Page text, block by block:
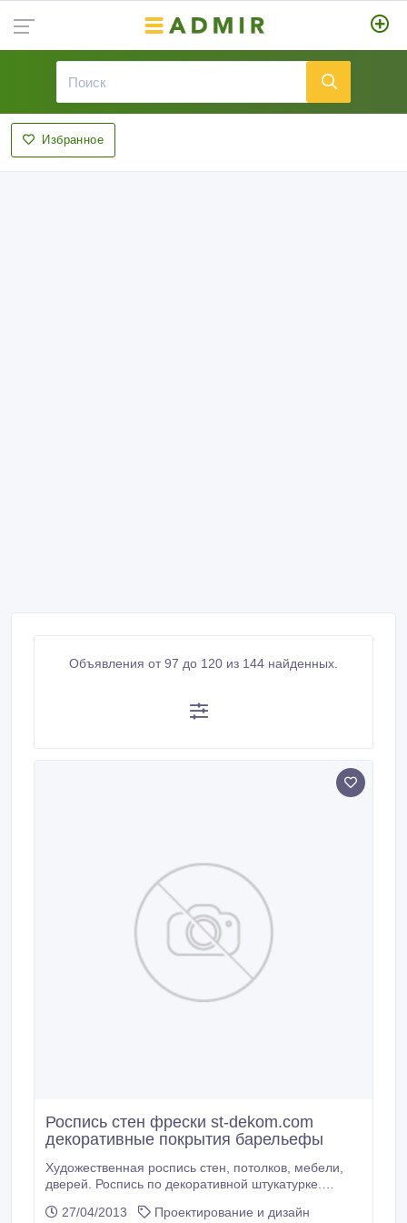
Избранное
Объявления от 97 до 120 из 144 найденных.
Роспись стен фрески st-dekom.com
декоративные покрытия барельефы
Художественная роспись стен, потолков, мебели,
дверей. Роспись по декоративной штукатурке.
декоративные покрытия. Фреска по декоративной
27/04/2013
Проектирование и дизайн